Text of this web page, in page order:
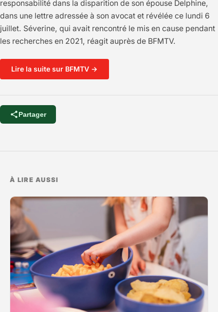
responsabilité dans la disparition de son épouse Delphine,
dans une lettre adressée à son avocat et révélée ce lundi 6
juillet. Séverine, qui avait rencontré le mis en cause pendant
les recherches en 2021, réagit auprès de BFMTV.
Lire la suite sur BFMTV →
Partager
À LIRE AUSSI